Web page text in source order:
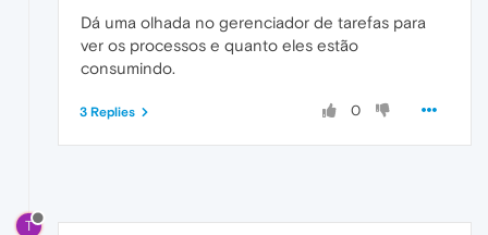
Dá uma olhada no gerenciador de tarefas para
ver os processos e quanto eles estão
consumindo.
0
3 Replies
T